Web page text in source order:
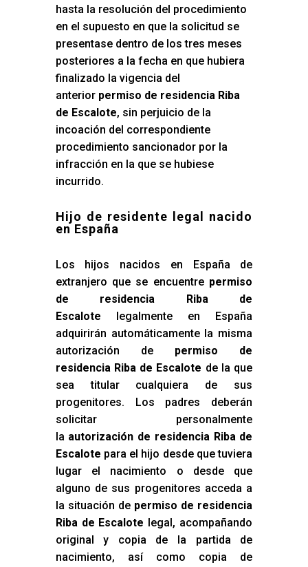
hasta la resolución del procedimiento
en el supuesto en que la solicitud se
presentase dentro de los tres meses
posteriores a la fecha en que hubiera
finalizado la vigencia del
anterior permiso de residencia Riba
de Escalote, sin perjuicio de la
incoación del correspondiente
procedimiento sancionador por la
infracción en la que se hubiese
incurrido.
Hijo de residente legal nacido
en España
Los hijos nacidos en España de
extranjero que se encuentre permiso
de residencia Riba de
Escalote legalmente en España
adquirirán automáticamente la misma
autorización de permiso de
residencia Riba de Escalote de la que
sea titular cualquiera de sus
progenitores. Los padres deberán
solicitar personalmente
la autorización de residencia Riba de
Escalote para el hijo desde que tuviera
lugar el nacimiento o desde que
alguno de sus progenitores acceda a
la situación de permiso de residencia
Riba de Escalote legal, acompañando
original y copia de la partida de
nacimiento, así como copia de